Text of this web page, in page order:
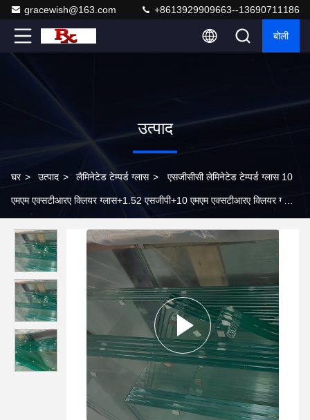
gracewish@163.com +8613929909663--13690711186
बोली
उत्पाद
घर > उत्पाद > लैमिनेटेड टेम्पर्ड ग्लास > एसजीसीसी लेमिनेटेड टेम्पर्ड ग्लास 10
एमएम एक्सटीआरए क्लियर ग्लास+1.52 एसजीपी+10 एमएम एक्सटीआरए क्लियर ग्लास